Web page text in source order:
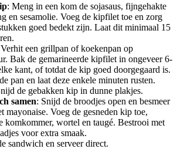
: Meng in een kom de sojasaus, fijngehakte
en sesamolie. Voeg de kipfilet toe en zorg
goed bedekt zijn. Laat dit minimaal 15
een grillpan of koekenpan op
Bak de gemarineerde kipfilet in ongeveer 6-
kant, of totdat de kip goed doorgegaard is.
pan en laat deze enkele minuten rusten.
de gebakken kip in dunne plakjes.
samen: Snijd de broodjes open en besmeer
mayonaise. Voeg de gesneden kip toe,
komkommer, wortel en taugé. Bestrooi met
voor extra smaak.
sandwich en serveer direct.